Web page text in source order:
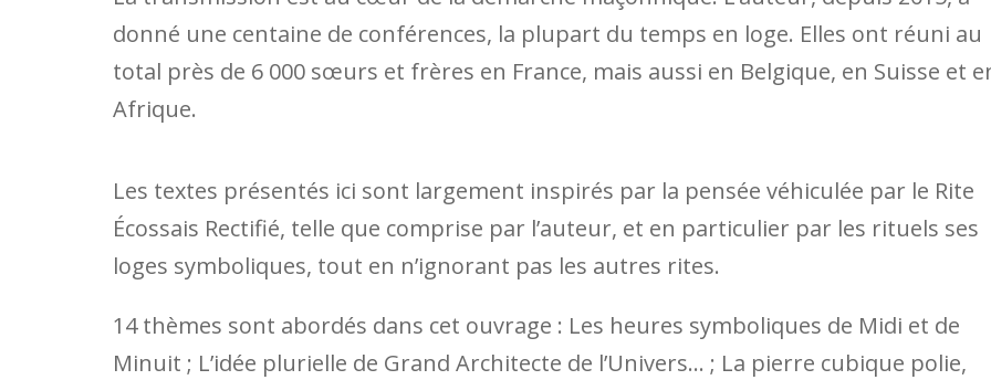
donné une centaine de conférences, la plupart du temps en loge. Elles ont réuni au
total près de 6 000 sœurs et frères en France, mais aussi en Belgique, en Suisse et
Afrique.
Les textes présentés ici sont largement inspirés par la pensée véhiculée par le Rite
Écossais Rectifié, telle que comprise par l’auteur, et en particulier par les rituels ses
loges symboliques, tout en n’ignorant pas les autres rites.
14 thèmes sont abordés dans cet ouvrage : Les heures symboliques de Midi et de
Minuit ; L’idée plurielle de Grand Architecte de l’Univers… ; La pierre cubique polie,